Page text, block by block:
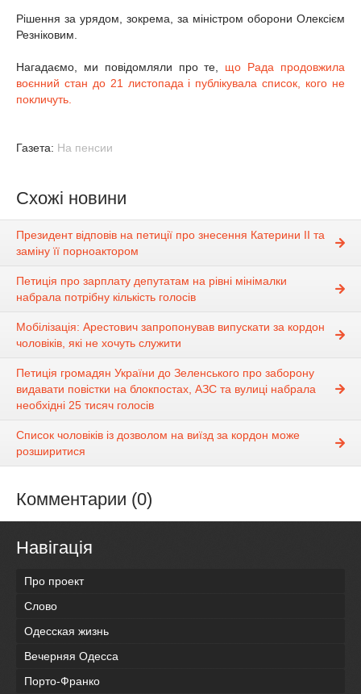
Рішення за урядом, зокрема, за міністром оборони Олексієм
Резніковим.
Нагадаємо, ми повідомляли про те,
що Рада продовжила
воєнний стан до 21 листопада і публікувала список, кого не
покличуть.
Газета: На пенсии
Схожі новини
Президент відповів на петиції про знесення Катерини ІІ та
заміну її порноактором
Петиція про зарплату депутатам на рівні мінімалки
набрала потрібну кількість голосів
Мобілізація: Арестович запропонував випускати за кордон
чоловіків, які не хочуть служити
Петиція громадян України до Зеленського про заборону
видавати повістки на блокпостах, АЗС та вулиці набрала
необхідні 25 тисяч голосів
Список чоловіків із дозволом на виїзд за кордон може
розширитися
Комментарии (0)
Навігація
Про проект
Слово
Одесская жизнь
Вечерняя Одесса
Порто-Франко